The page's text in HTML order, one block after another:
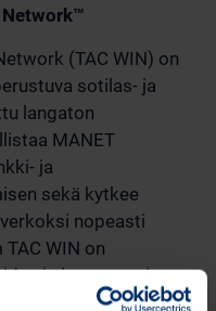
(TAC WIN) on
sotilas- ja
langaton
MANET
ja
sekä kytkee
nopeasti
WIN on
ja langattomien
Järjestelmän ydin